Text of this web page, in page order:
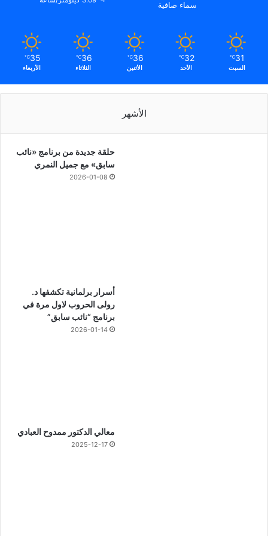
سماء صافية
31
℃
السبت
32
℃
الأحد
36
℃
الأثنين
36
℃
الثلاثاء
35
℃
الأربعاء
الأشهر
حلقة جديدة من برنامج «نائب
سابق» مع جميل النمري
2026-01-08
أسرار برلمانية تكشفها د.
رولى الحروب لاول مرة في
برنامج “نائب سابق”
2026-01-14
معالي الدكتور ممدوح العبادي
2025-12-17